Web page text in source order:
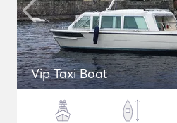
Vip Taxi Boat